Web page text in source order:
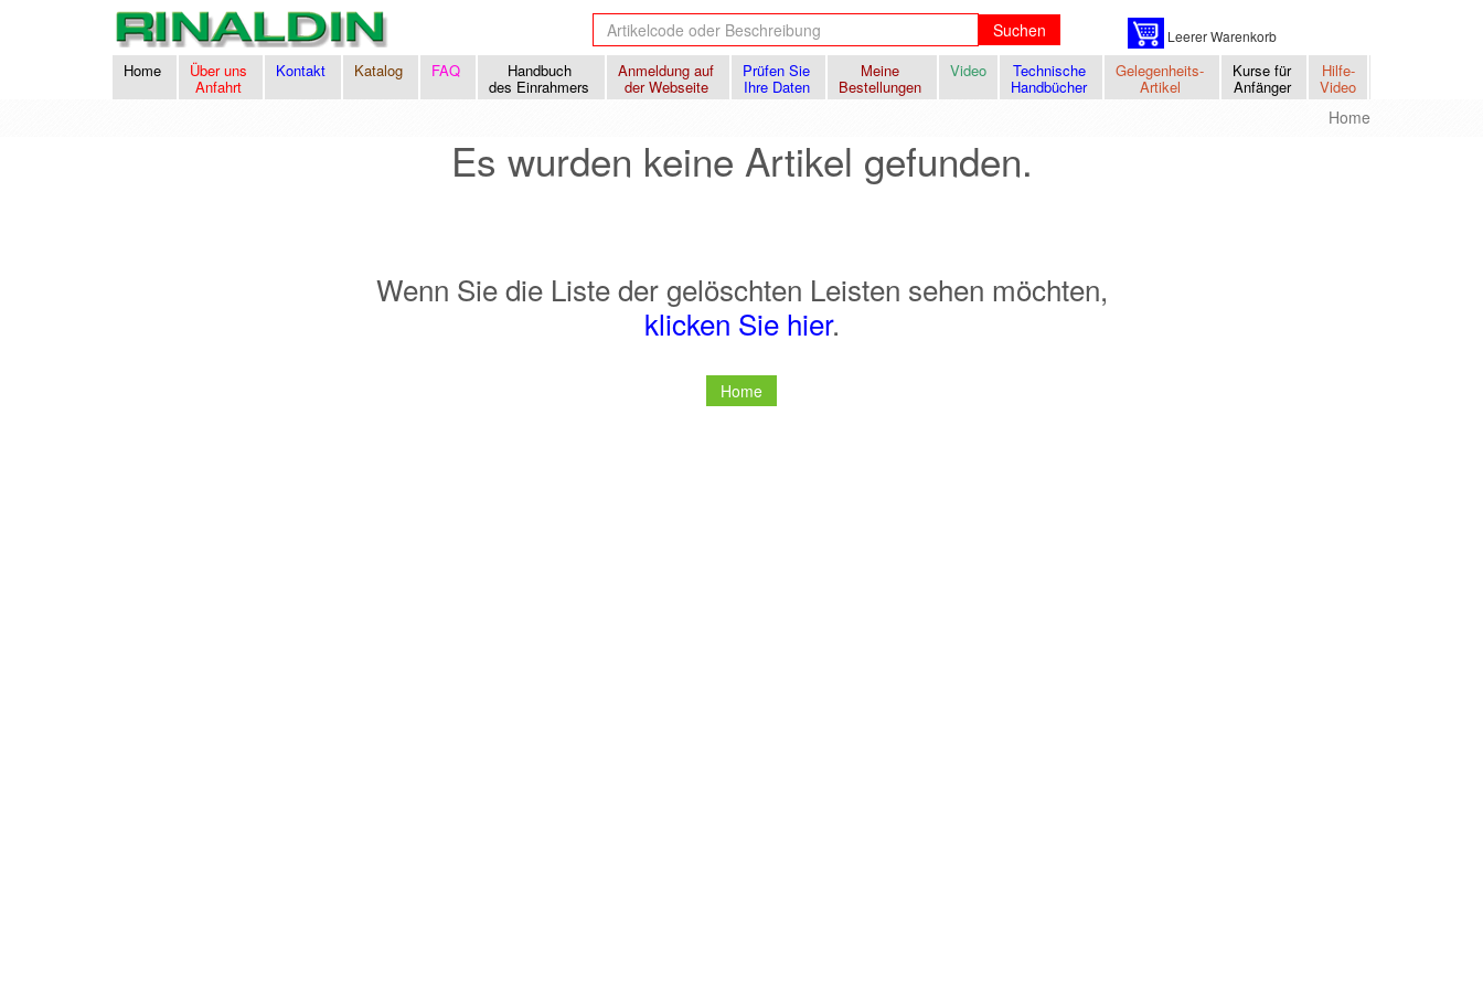
Suchen Leerer Warenkorb
Home Über uns
Anfahrt
Kontakt Katalog FAQ Handbuch
des Einrahmers
Anmeldung auf
der Webseite
Prüfen Sie
Ihre Daten
Meine
Bestellungen
Video Technische
Handbücher
Gelegenheits-
Artikel
Kurse für
Anfänger
Hilfe-
Video
Home
Es wurden keine Artikel gefunden.
Wenn Sie die Liste der gelöschten Leisten sehen möchten,
klicken Sie hier.
Home